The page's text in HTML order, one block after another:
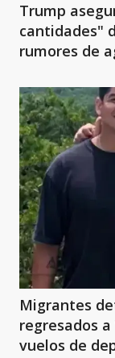
Trump asegura que EE. UU. tiene
cantidades"
rumores de
Migrantes
regresados
vuelos de